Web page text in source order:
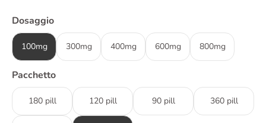
Dosaggio
100mg 300mg 400mg 600mg 800mg
Pacchetto
180 pill 120 pill 90 pill 360 pill